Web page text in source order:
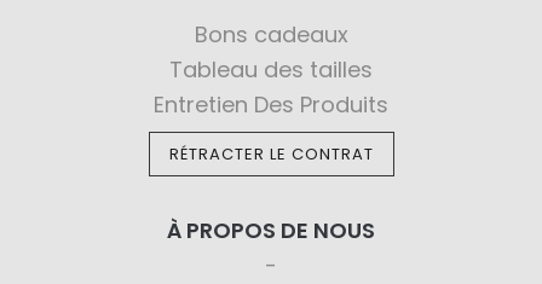
Bons cadeaux
Tableau des tailles
Entretien Des Produits
RÉTRACTER LE CONTRAT
À PROPOS DE NOUS